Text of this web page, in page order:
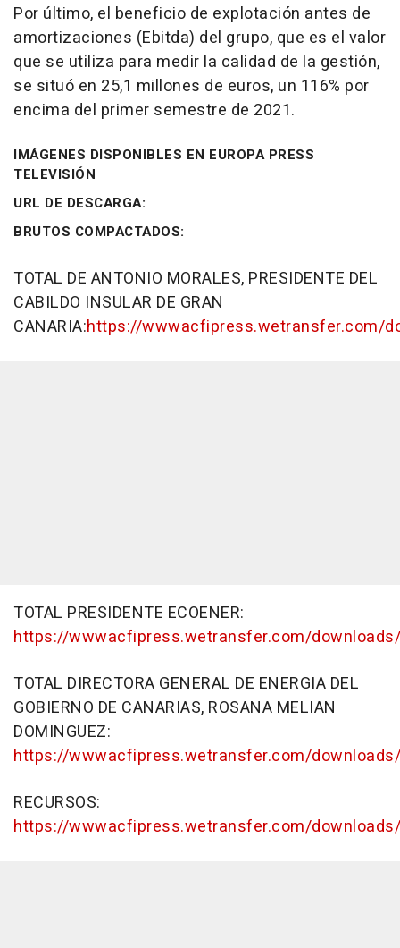
Por último, el beneficio de explotación antes de
amortizaciones (Ebitda) del grupo, que es el valor
que se utiliza para medir la calidad de la gestión,
se situó en 25,1 millones de euros, un 116% por
encima del primer semestre de 2021.
IMÁGENES DISPONIBLES EN EUROPA PRESS
TELEVISIÓN
URL DE DESCARGA:
BRUTOS COMPACTADOS:
TOTAL DE ANTONIO MORALES, PRESIDENTE DEL
CABILDO INSULAR DE GRAN
CANARIA:https://wwwacfipress.wetransfer.com/
TOTAL PRESIDENTE ECOENER:
https://wwwacfipress.wetransfer.com/
TOTAL DIRECTORA GENERAL DE ENERGIA DEL
GOBIERNO DE CANARIAS, ROSANA MELIAN
DOMINGUEZ:
https://wwwacfipress.wetransfer.com/
RECURSOS:
https://wwwacfipress.wetransfer.com/